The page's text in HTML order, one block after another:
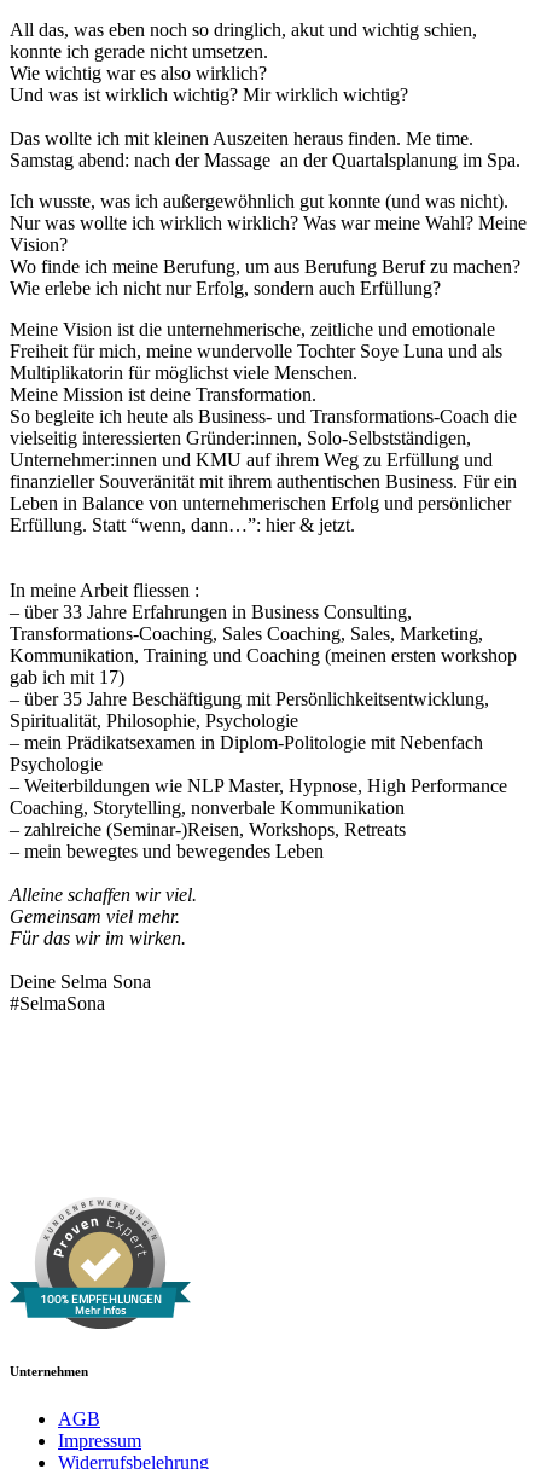
All das, was eben noch so dringlich, akut und wichtig schien,
konnte ich gerade nicht umsetzen.
Wie wichtig war es also wirklich?
Und was ist wirklich wichtig? Mir wirklich wichtig?
Das wollte ich mit kleinen Auszeiten heraus finden. Me time.
Samstag abend: nach der Massage an der Quartalsplanung im Spa.
Ich wusste, was ich außergewöhnlich gut konnte (und was nicht).
Nur was wollte ich wirklich wirklich? Was war meine Wahl? Meine
Vision?
Wo finde ich meine Berufung, um aus Berufung Beruf zu machen?
Wie erlebe ich nicht nur Erfolg, sondern auch Erfüllung?
Meine Vision ist die unternehmerische, zeitliche und emotionale
Freiheit für mich, meine wundervolle Tochter Soye Luna und als
Multiplikatorin für möglichst viele Menschen.
Meine Mission ist deine Transformation.
So begleite ich heute als Business- und Transformations-Coach die
vielseitig interessierten Gründer:innen, Solo-Selbstständigen,
Unternehmer:innen und KMU auf ihrem Weg zu Erfüllung und
finanzieller Souveränität mit ihrem authentischen Business. Für ein
Leben in Balance von unternehmerischen Erfolg und persönlicher
Erfüllung. Statt “wenn, dann…”: hier & jetzt.
In meine Arbeit fliessen :
– über 33 Jahre Erfahrungen in Business Consulting,
Transformations-Coaching, Sales Coaching, Sales, Marketing,
Kommunikation, Training und Coaching (meinen ersten workshop
gab ich mit 17)
– über 35 Jahre Beschäftigung mit Persönlichkeitsentwicklung,
Spiritualität, Philosophie, Psychologie
– mein Prädikatsexamen in Diplom-Politologie mit Nebenfach
Psychologie
– Weiterbildungen wie NLP Master, Hypnose, High Performance
Coaching, Storytelling, nonverbale Kommunikation
– zahlreiche (Seminar-)Reisen, Workshops, Retreats
– mein bewegtes und bewegendes Leben
Alleine schaffen wir viel.
Gemeinsam viel mehr.
Für das wir im wirken.
Deine Selma Sona
#SelmaSona
100% EMPFEHLUNGEN
Mehr Infos
Unternehmen
AGB
Impressum
Widerrufsbelehrung